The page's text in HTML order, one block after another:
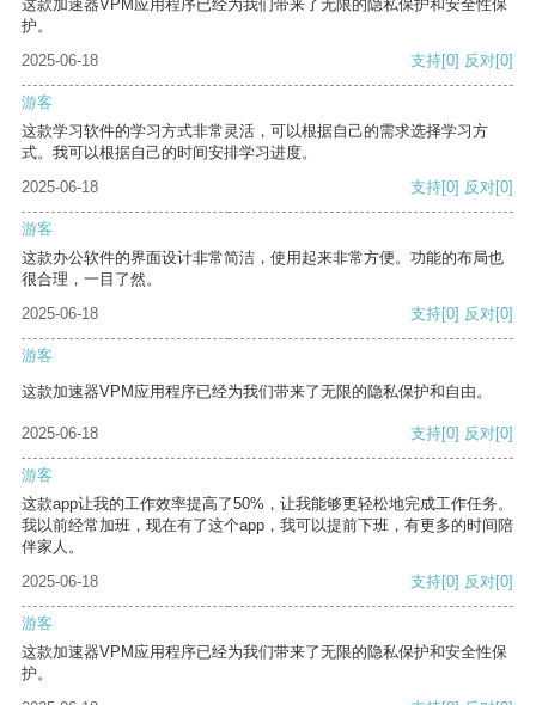
这款加速器VPM应用程序已经为我们带来了无限的隐私保护和安全性保
护。
2025-06-18
支持[0] 反对[0]
游客
这款学习软件的学习方式非常灵活，可以根据自己的需求选择学习方
式。我可以根据自己的时间安排学习进度。
2025-06-18
支持[0] 反对[0]
游客
这款办公软件的界面设计非常简洁，使用起来非常方便。功能的布局也
很合理，一目了然。
2025-06-18
支持[0] 反对[0]
游客
这款加速器VPM应用程序已经为我们带来了无限的隐私保护和自由。
2025-06-18 支持[0] 反对[0]
游客
这款app让我的工作效率提高了50%，让我能够更轻松地完成工作任务。
我以前经常加班，现在有了这个app，我可以提前下班，有更多的时间陪
伴家人。
2025-06-18
支持[0] 反对[0]
游客
这款加速器VPM应用程序已经为我们带来了无限的隐私保护和安全性保
护。